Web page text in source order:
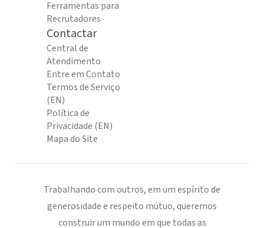
Ferramentas para
Recrutadores
Contactar
Central de
Atendimento
Entre em Contato
Termos de Serviço
(EN)
Política de
Privacidade (EN)
Mapa do Site
Trabalhando com outros, em um espírito de
generosidade e respeito mútuo, queremos
construir um mundo em que todas as